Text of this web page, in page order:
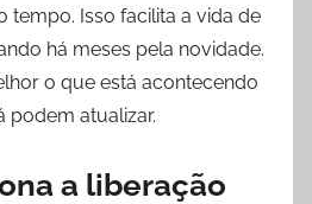
tempo. Isso facilita a vida de
há meses pela novidade.
o que está acontecendo
podem atualizar.
a liberação